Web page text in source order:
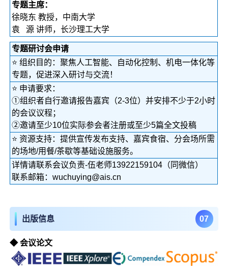
专题主席：
徐晓东 教授，中南大学
袁 源 讲师，长沙理工大学
专题研讨会申请
⭐ 组织目的：聚焦人工智能、自动化控制、机电一体化等
专题，促进深入研讨与交流！
⭐ 申请要求：
①组织者自行邀请报告嘉宾（2-3位）并安排不少于2小时
的会议议程；
②邀请至少10位实际参会者注册或至少5篇全文投稿
⭐ 资源支持：提供宣传发布支持、嘉宾食宿、分会场所需
的场地/用餐/茶歇等基础设施服务。
详情请联系会议负责-伍老师13922159104（同微信）
联系邮箱：wuchuying@ais.cn
出版信息 07
◆ 会议论文